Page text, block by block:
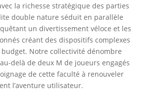
la richesse stratégique des parties
double nature séduit en parallèle
un divertissement véloce et les
créant des dispositifs complexes
Notre collectivité dénombre
delà de deux M de joueurs engagés
de cette faculté à renouveler
l’aventure utilisateur.